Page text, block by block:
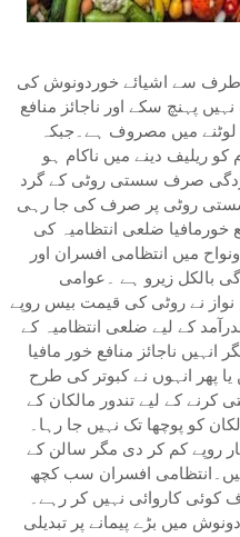
طرف سے اشیائے خوردونوش کی
پہنچ سکے اور ناجائز منافع
لوٹنے میں مصروف ہے۔جبکہ
ریلیف دینے میں ناکام ہو
صرف سستی روٹی کے گرد
سستی روٹی پر صرف کی جا رہی
خورمافیا ضلعی انتظامیہ کی
میں انتظامی افسران اور
بالکل زیرو ہے ۔عوامی
نواز نے روٹی کی قیمت بیس روپے
عملدرآمد کے لیے ضلعی انتظامیہ کے
ناجائز منافع خور مافیا
یا پھر انہوں نے کبوتر کی طرح
کرنے کے لیے تندور مالکان کے
کو پوچھا تک نہیں جا رہا۔
روپے کم کر دی مگر سالن کے
افسران سب کچھ
کوئی کاروائی نہیں کر رہے۔
میں بڑے پیمانے پر تبدیلی